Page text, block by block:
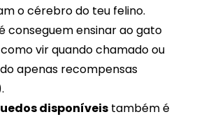
o cérebro do teu felino.
conseguem ensinar ao gato
vir quando chamado ou
apenas recompensas
disponíveistambém é